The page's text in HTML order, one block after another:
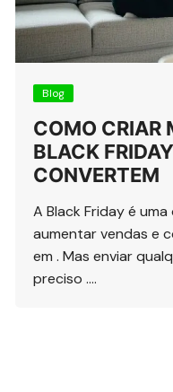
Blog
COMO CRIAR
BLACK
CONVERTEM
A Black Friday é
aumentar vendas e
em . Mas enviar
preciso ….